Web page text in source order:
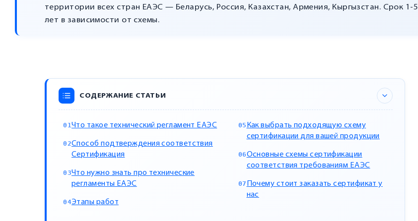
территории всех стран ЕАЭС — Беларусь, Россия, Казахстан, Армения, Кыргызстан. Срок 1-5
лет в зависимости от схемы.
СОДЕРЖАНИЕ СТАТЬИ
Что такое технический регламент ЕАЭС
Способ подтверждения соответствия
Сертификация
Что нужно знать про технические
регламенты ЕАЭС
Этапы работ
Как выбрать подходящую схему
сертификации для вашей продукции
Основные схемы сертификации
соответствия требованиям ЕАЭС
Почему стоит заказать сертификат у
нас